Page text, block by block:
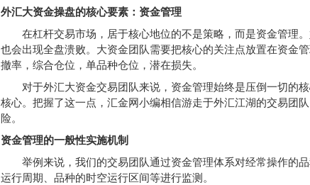
外汇大资金操盘的核心要素：资金管理
在杠杆交易市场，居于核心地位的不是策略，而是资金管理。
也会出现全盘溃败。大资金团队需要把核心的关注点放置在资金
撤率，综合仓位，单品种仓位，潜在损失。
对于外汇大资金交易团队来说，资金管理始终是压倒一切的
核心。把握了这一点，汇金网小编相信游走于外汇江湖的交易团
险。
资金管理的一般性实施机制
举例来说，我们的交易团队通过资金管理体系对经常操作的品
运行周期、品种的时空运行区间等进行监测。